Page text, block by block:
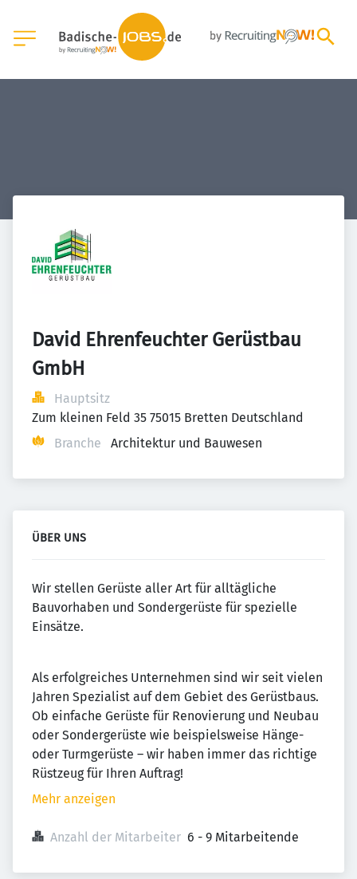
David Ehrenfeuchter Gerüstbau
GmbH
Hauptsitz
Zum kleinen Feld 35 75015 Bretten Deutschland
Branche
Architektur und Bauwesen
ÜBER UNS
Wir stellen Gerüste aller Art für alltägliche
Bauvorhaben und Sondergerüste für spezielle
Einsätze.
Als erfolgreiches Unternehmen sind wir seit vielen
Jahren Spezialist auf dem Gebiet des Gerüstbaus.
Ob einfache Gerüste für Renovierung und Neubau
oder Sondergerüste wie beispielsweise Hänge-
oder Turmgerüste – wir haben immer das richtige
Rüstzeug für Ihren Auftrag!
Mehr anzeigen
Anzahl der Mitarbeiter 6 - 9 Mitarbeitende